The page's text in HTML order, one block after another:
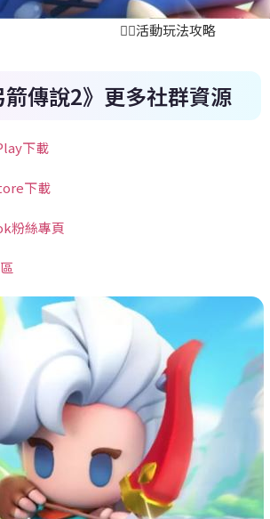
🏃‍♂️活動玩法攻略
箭傳說2》更多社群資源
下載
下載
粉絲專頁